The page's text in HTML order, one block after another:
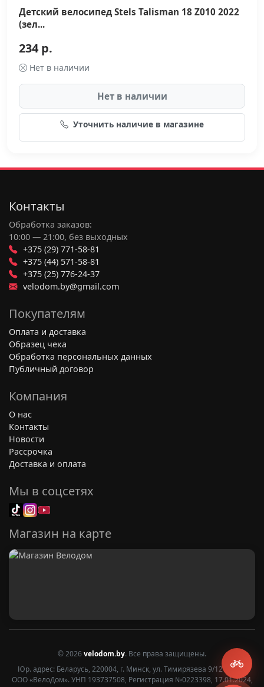
Детский велосипед Stels Talisman 18 Z010 2022
(зел...
234 р.
Нет в наличии
Нет в наличии
Уточнить наличие в магазине
Контакты
Обработка заказов:
10:00 — 21:00, без выходных
+375 (29) 771-58-81
+375 (44) 571-58-81
+375 (25) 776-24-37
velodom.by@gmail.com
Покупателям
Оплата и доставка
Образец чека
Обработка персональных данных
Публичный договор
Компания
О нас
Контакты
Новости
Рассрочка
Доставка и оплата
Мы в соцсетях
Магазин на карте
© 2026velodom.by. Все права защищены.
Юр. адрес: Беларусь, 220004, г. Минск, ул. Тимирязева 9/12 2 этаж
ООО «ВелоДом». УНП 193737508, Регистрация №0223398, 17.01.2024,